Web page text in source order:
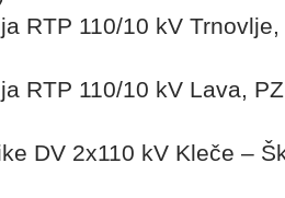
RTP 110/10 kV
RTP 110/10 kV Lava,
DV 2x110 kV Kleče –